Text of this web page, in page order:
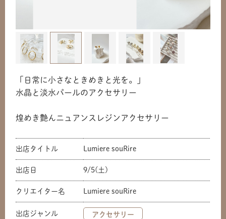
「日常に小さなときめきと光を。」
水晶と淡水パールのアクセサリー
煌めき艶んニュアンスレジンアクセサリー
出店タイトル Lumiere souRire
出店日 9/5(土)
クリエイター名 Lumiere souRire
出店ジャンル アクセサリー